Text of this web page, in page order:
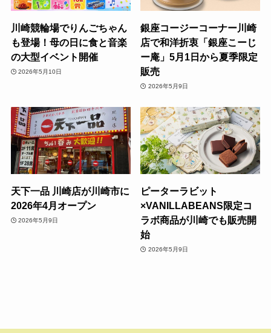
川崎競輪場でりんごちゃん
も登場！母の日に食と音楽
の大型イベント開催
2026年5月10日
銀座コージーコーナー川崎
店で和洋折衷「銀座こーじ
ー庵」5月1日から夏季限定
販売
2026年5月9日
天下一品 川崎店が川崎市に
2026年4月オープン
2026年5月9日
ピーターラビット
×VANILLABEANS限定コ
ラボ商品が川崎でも販売開
始
2026年5月9日